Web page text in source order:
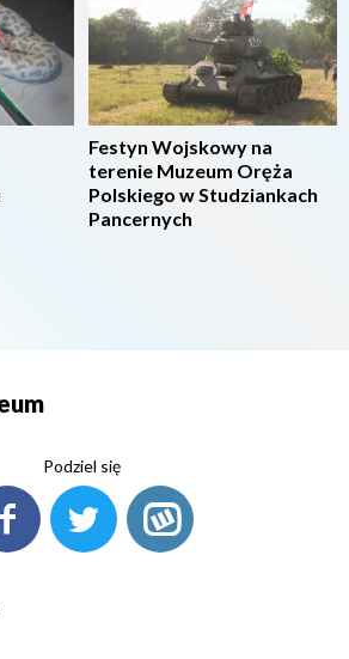
Festyn Wojskowy na
terenie Muzeum Oręża
Polskiego w Studziankach
Pancernych
Podziel się